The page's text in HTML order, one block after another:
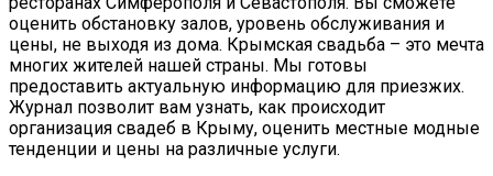
оценить обстановку залов, уровень обслуживания и
цены, не выходя из дома. Крымская свадьба – это мечта
многих жителей нашей страны. Мы готовы
предоставить актуальную информацию для приезжих.
Журнал позволит вам узнать, как происходит
организация свадеб в Крыму, оценить местные модные
тенденции и цены на различные услуги.